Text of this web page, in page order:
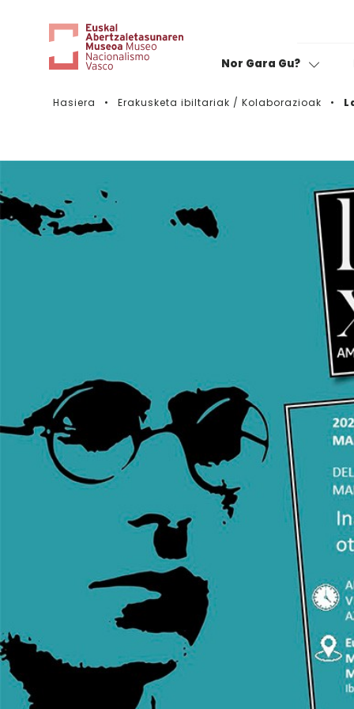
Nor Gara Gu?
Espedizioak
Emakumeen karabana
Hasiera Erakusketa ibiltariak / Kolaborazioak